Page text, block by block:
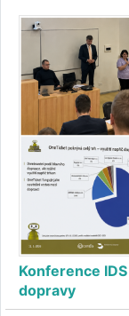
Konference
dopravy